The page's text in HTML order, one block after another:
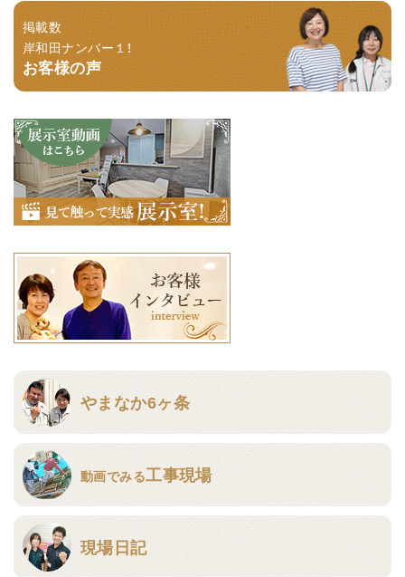
掲載数
岸和田ナンバー１！
お客様の声
やまなか6ヶ条
動画でみる工事現場
現場日記